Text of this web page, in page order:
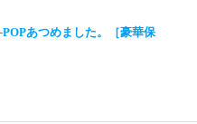
あつめました。［豪華保